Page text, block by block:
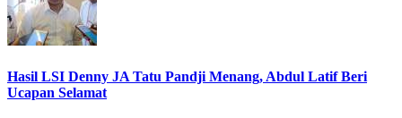
Hasil LSI Denny JA Tatu Pandji Menang, Abdul Latif Beri
Ucapan Selamat